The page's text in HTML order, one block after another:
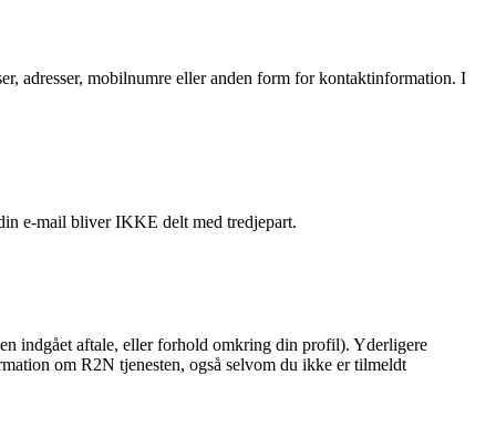
adresser, mobilnumre eller anden form for kontaktinformation. I
e-mail bliver IKKE delt med tredjepart.
indgået aftale, eller forhold omkring din profil). Yderligere
om R2N tjenesten, også selvom du ikke er tilmeldt